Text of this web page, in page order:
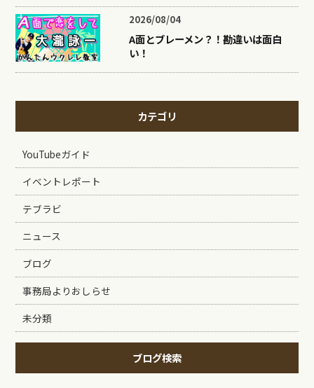
2026/08/04
A面とブレーメン？！勘違いは面白
い！
カテゴリ
YouTubeガイド
イベントレポート
テブラビ
ニュース
ブログ
事務局よりおしらせ
未分類
ブログ検索